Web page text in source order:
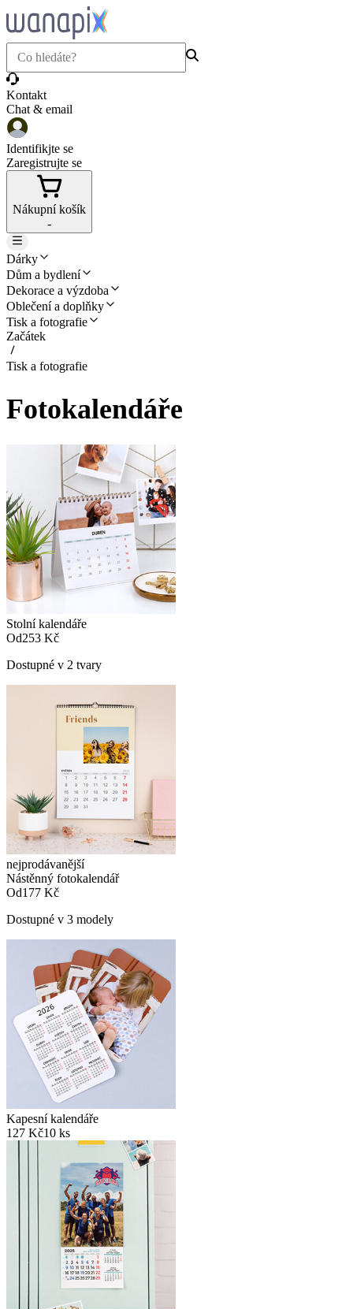
Kontakt
Chat & email
Identifikjte se
Zaregistrujte se
Nákupní košík
-
Dárky
Dům a bydlení
Dekorace a výzdoba
Oblečení a doplňky
Tisk a fotografie
Začátek
Tisk a fotografie
Fotokalendáře
Stolní kalendáře
Od253 Kč
Dostupné v 2 tvary
nejprodávanější
Nástěnný fotokalendář
Od177 Kč
Dostupné v 3 modely
Kapesní kalendáře
127 Kč10 ks